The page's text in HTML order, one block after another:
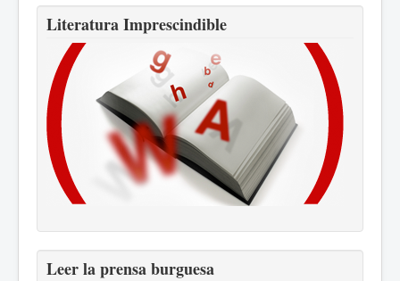
Literatura Imprescindible
Leer la prensa burguesa